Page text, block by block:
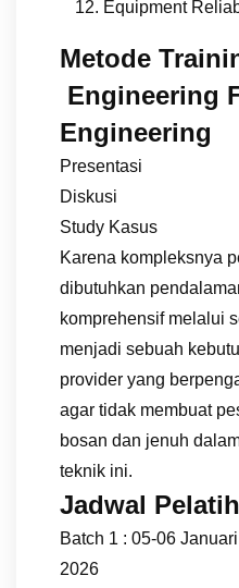
Equipment
Metode
Engineering
Engineering
Presentasi
Diskusi
Study Kasus
Karena kompleksnya
dibutuhkan
komprehensif melalui
menjadi sebuah
provider yang
agar tidak membuat
bosan dan jenuh
teknik ini.
Jadwal
Batch 1 : 05-06
2026